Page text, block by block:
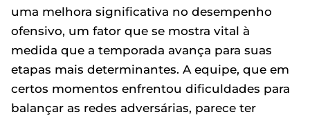
uma melhora significativa no desempenho
ofensivo, um fator que se mostra vital à
medida que a temporada avança para suas
etapas mais determinantes. A equipe, que em
certos momentos enfrentou dificuldades para
balançar as redes adversárias, parece ter